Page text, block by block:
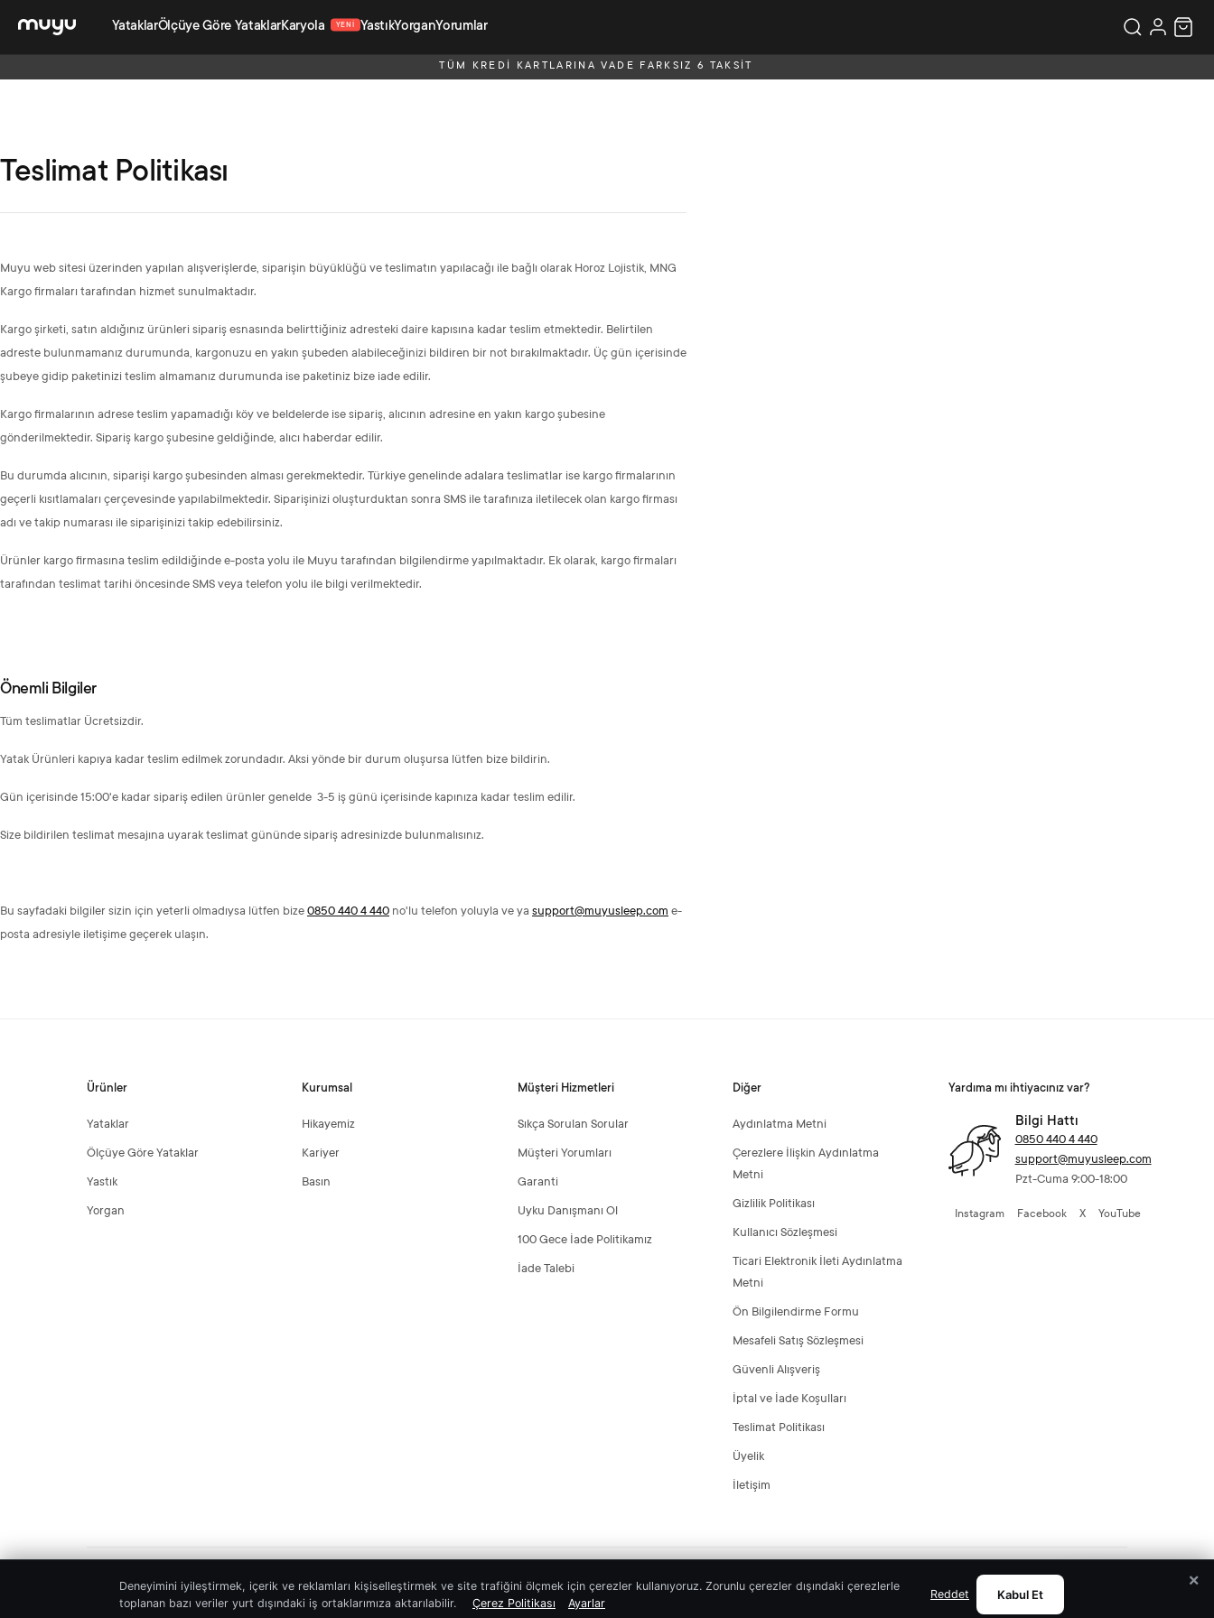
TÜM KREDİ KARTLARINA VADE FARKSIZ 6 TAKSİT
YataklarÖlçüye Göre YataklarKaryola YENI YastıkYorganYorumlar
Teslimat Politikası
Muyu web sitesi üzerinden yapılan alışverişlerde, siparişin büyüklüğü ve teslimatın yapılacağı ile bağlı olarak Horoz Lojistik, MNG
Kargo firmaları tarafından hizmet sunulmaktadır.
Kargo şirketi, satın aldığınız ürünleri sipariş esnasında belirttiğiniz adresteki daire kapısına kadar teslim etmektedir. Belirtilen
adreste bulunmamanız durumunda, kargonuzu en yakın şubeden alabileceğinizi bildiren bir not bırakılmaktadır. Üç gün içerisinde
şubeye gidip paketinizi teslim almamanız durumunda ise paketiniz bize iade edilir.
Kargo firmalarının adrese teslim yapamadığı köy ve beldelerde ise sipariş, alıcının adresine en yakın kargo şubesine
gönderilmektedir. Sipariş kargo şubesine geldiğinde, alıcı haberdar edilir.
Bu durumda alıcının, siparişi kargo şubesinden alması gerekmektedir. Türkiye genelinde adalara teslimatlar ise kargo firmalarının
geçerli kısıtlamaları çerçevesinde yapılabilmektedir. Siparişinizi oluşturduktan sonra SMS ile tarafınıza iletilecek olan kargo firması
adı ve takip numarası ile siparişinizi takip edebilirsiniz.
Ürünler kargo firmasına teslim edildiğinde e-posta yolu ile Muyu tarafından bilgilendirme yapılmaktadır. Ek olarak, kargo firmaları
tarafından teslimat tarihi öncesinde SMS veya telefon yolu ile bilgi verilmektedir.
Önemli Bilgiler
Tüm teslimatlar Ücretsizdir.
Yatak Ürünleri kapıya kadar teslim edilmek zorundadır. Aksi yönde bir durum oluşursa lütfen bize bildirin.
Gün içerisinde 15:00'e kadar sipariş edilen ürünler genelde 3-5 iş günü içerisinde kapınıza kadar teslim edilir.
Size bildirilen teslimat mesajına uyarak teslimat gününde sipariş adresinizde bulunmalısınız.
Bu sayfadaki bilgiler sizin için yeterli olmadıysa lütfen bize0850 440 4 440 no'lu telefon yoluyla ve ya support@muyusleep.com e-
posta adresiyle iletişime geçerek ulaşın.
Ürünler
Yataklar
Ölçüye Göre Yataklar
Yastık
Yorgan
Kurumsal
Hikayemiz
Kariyer
Basın
Müşteri Hizmetleri
Sıkça Sorulan Sorular
Müşteri Yorumları
Garanti
Uyku Danışmanı Ol
100 Gece İade Politikamız
İade Talebi
Diğer
Aydınlatma Metni
Çerezlere İlişkin Aydınlatma
Metni
Gizlilik Politikası
Kullanıcı Sözleşmesi
Ticari Elektronik İleti Aydınlatma
Metni
Ön Bilgilendirme Formu
Mesafeli Satış Sözleşmesi
Güvenli Alışveriş
İptal ve İade Koşulları
Teslimat Politikası
Üyelik
İletişim
Yardıma mı ihtiyacınız var?
Bilgi Hattı
0850 440 4 440
support@muyusleep.com
Pzt-Cuma 9:00-18:00
Instagram Facebook X YouTube
© Muyu ACME Studio